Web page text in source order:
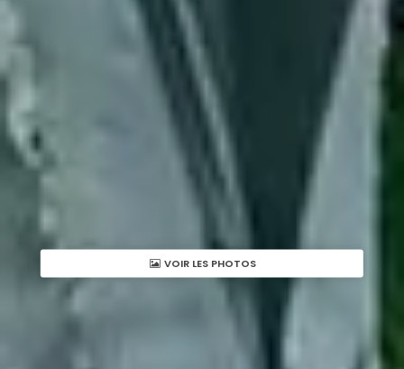
VOIR LES PHOTOS